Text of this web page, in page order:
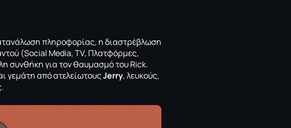
πληροφορίας, η διαστρέβλωση
(Social Media, TV, Πλατφόρμες,
συνθήκη για τον θαυμασμό του Rick.
γεμάτη από ατελείωτουςJerry, λευκούς,